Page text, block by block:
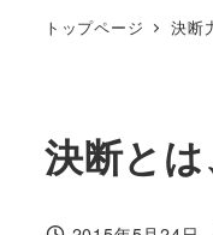
トップページ 決断
決断と